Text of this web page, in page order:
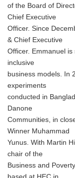
of the Board of
Chief Executive
Officer. Since
& Chief Executive
Officer. Emmanuel
inclusive
business models. In
experiments
conducted in
Danone
Communities, in
Winner Muhammad
Yunus. With Martin
chair of the
Business and